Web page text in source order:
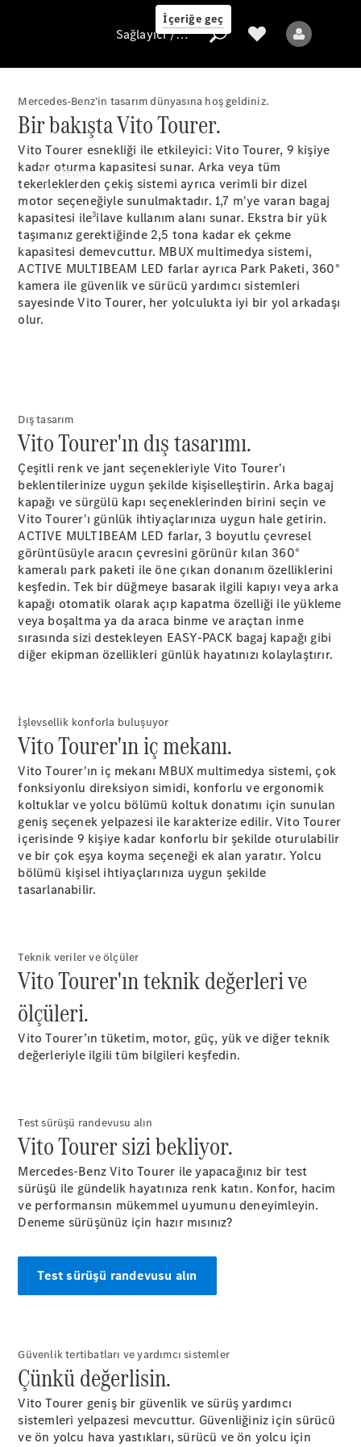
İçeriğe geç
Sağlayıcı / Veri
koruması
Modeller
Tüm Modeller
Tüm
Sprinterler
Sprinter
Panelvan
Sprinter
Minibüs
Sprinter
Şasi
Store
Vito
Tüm Vitos
Vito
Panelvan
Konfigüratör
Test Sürüşü
Store
eSprinter
eSprinter
Panelvan
Elektrik
Konfigüratör
Test Sürüşü
Store
Konfigüratör
Test Sürüşü
Online Store
Sağlayıcı / Veri koruması
Mercedes-Benz’in tasarım dünyasına hoş geldiniz.
Bir bakışta Vito Tourer.
Vito Tourer esnekliği ile etkileyici: Vito Tourer, 9 kişiye
kadar oturma kapasitesi sunar. Arka veya tüm
tekerleklerden çekiş sistemi ayrıca verimli bir dizel
motor seçeneğiyle sunulmaktadır. 1,7 m'ye varan bagaj
kapasitesi ile3ilave kullanım alanı sunar. Ekstra bir yük
taşımanız gerektiğinde 2,5 tona kadar ek çekme
kapasitesi demevcuttur. MBUX multimedya sistemi,
ACTIVE MULTIBEAM LED farlar ayrıca Park Paketi, 360°
kamera ile güvenlik ve sürücü yardımcı sistemleri
sayesinde Vito Tourer, her yolculukta iyi bir yol arkadaşı
olur.
Dış tasarım
Vito Tourer'ın dış tasarımı.
Çeşitli renk ve jant seçenekleriyle Vito Tourer'ı
beklentilerinize uygun şekilde kişiselleştirin. Arka bagaj
kapağı ve sürgülü kapı seçeneklerinden birini seçin ve
Vito Tourer'ı günlük ihtiyaçlarınıza uygun hale getirin.
ACTIVE MULTIBEAM LED farlar, 3 boyutlu çevresel
görüntüsüyle aracın çevresini görünür kılan 360°
kameralı park paketi ile öne çıkan donanım özelliklerini
keşfedin. Tek bir düğmeye basarak ilgili kapıyı veya arka
kapağı otomatik olarak açıp kapatma özelliği ile yükleme
veya boşaltma ya da araca binme ve araçtan inme
sırasında sizi destekleyen EASY-PACK bagaj kapağı gibi
diğer ekipman özellikleri günlük hayatınızı kolaylaştırır.
İşlevsellik konforla buluşuyor
Vito Tourer'ın iç mekanı.
Vito Tourer'ın iç mekanı MBUX multimedya sistemi, çok
fonksiyonlu direksiyon simidi, konforlu ve ergonomik
koltuklar ve yolcu bölümü koltuk donatımı için sunulan
geniş seçenek yelpazesi ile karakterize edilir. Vito Tourer
içerisinde 9 kişiye kadar konforlu bir şekilde oturulabilir
ve bir çok eşya koyma seçeneği ek alan yaratır. Yolcu
bölümü kişisel ihtiyaçlarınıza uygun şekilde
tasarlanabilir.
Teknik veriler ve ölçüler
Vito Tourer'ın teknik değerleri ve
ölçüleri.
Vito Tourer’ın tüketim, motor, güç, yük ve diğer teknik
değerleriyle ilgili tüm bilgileri keşfedin.
Test sürüşü randevusu alın
Vito Tourer sizi bekliyor.
Mercedes-Benz Vito Tourer ile yapacağınız bir test
sürüşü ile gündelik hayatınıza renk katın. Konfor, hacim
ve performansın mükemmel uyumunu deneyimleyin.
Deneme sürüşünüz için hazır mısınız?
Test sürüşü randevusu alın
Güvenlik tertibatları ve yardımcı sistemler
Çünkü değerlisin.
Vito Tourer geniş bir güvenlik ve sürüş yardımcı
sistemleri yelpazesi mevcuttur. Güvenliğiniz için sürücü
ve ön yolcu hava yastıkları, sürücü ve ön yolcu için